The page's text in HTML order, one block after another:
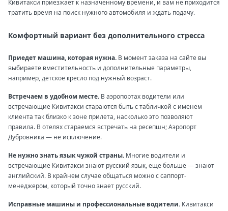
Кивитакси приезжает к назначенному времени, и вам не приходится
тратить время на поиск нужного автомобиля и ждать подачу.
Комфортный вариант без дополнительного стресса
Приедет машина, которая нужна. В момент заказа на сайте вы
выбираете вместительность и дополнительные параметры,
например, детское кресло под нужный возраст.
Встречаем в удобном месте. В аэропортах водители или
встречающие Кивитакси стараются быть с табличкой с именем
клиента так близко к зоне прилета, насколько это позволяют
правила. В отелях стараемся встречать на ресепшн; Аэропорт
Дубровника — не исключение.
Не нужно знать язык чужой страны. Многие водители и
встречающие Кивитакси знают русский язык, еще больше — знают
английский. В крайнем случае общаться можно с саппорт-
менеджером, который точно знает русский.
Исправные машины и профессиональные водители. Кивитакси